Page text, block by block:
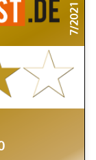
7/2021